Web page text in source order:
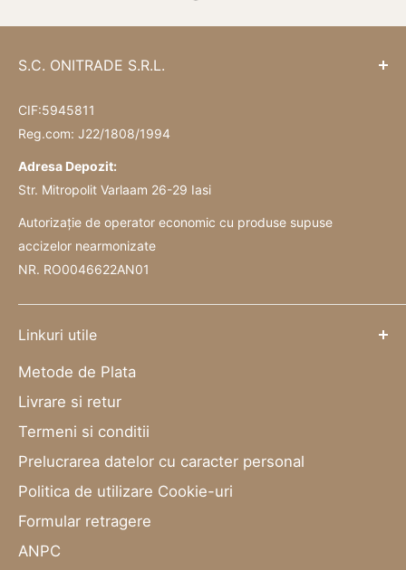
S.C. ONITRADE S.R.L.
CIF:5945811
Reg.com: J22/1808/1994
Adresa Depozit:
Str. Mitropolit Varlaam 26-29 Iasi
Autorizație de operator economic cu produse supuse
accizelor nearmonizate
NR. RO0046622AN01
Linkuri utile
Metode de Plata
Livrare si retur
Termeni si conditii
Prelucrarea datelor cu caracter personal
Politica de utilizare Cookie-uri
Formular retragere
ANPC